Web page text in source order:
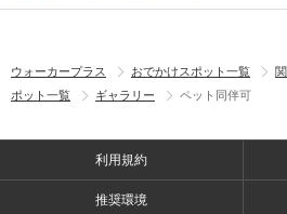
ウォーカープラス おでかけスポット一覧
ポット一覧
ギャラリー ペット同伴可
利用規約
推奨環境